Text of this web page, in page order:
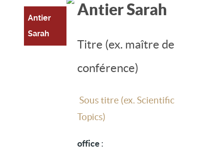
Antier
Sarah
Antier Sarah
Titre (ex. maître de
conférence)
Sous titre (ex. Scientific
Topics)
office :